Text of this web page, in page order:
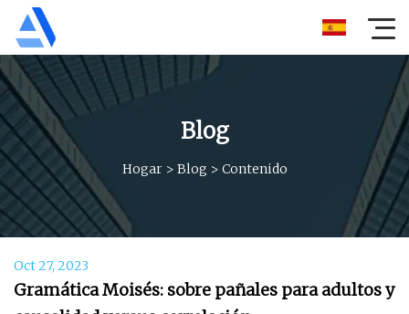
Blog
Hogar> Blog > Contenido
Oct 27, 2023
Gramática Moisés: sobre pañales para adultos y